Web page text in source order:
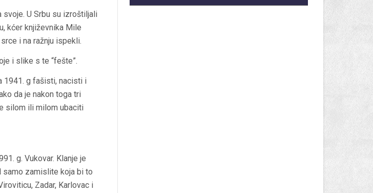
svoje. U Srbu su izroštiljali
kćer književnika Mile
i na ražnju ispekli.
i slike s te “fešte”.
1941. g fašisti, nacisti i
da je nakon toga tri
silom ili milom ubaciti
g. Vukovar. Klanje je
samo zamislite koja bi to
Zadar, Karlovac i